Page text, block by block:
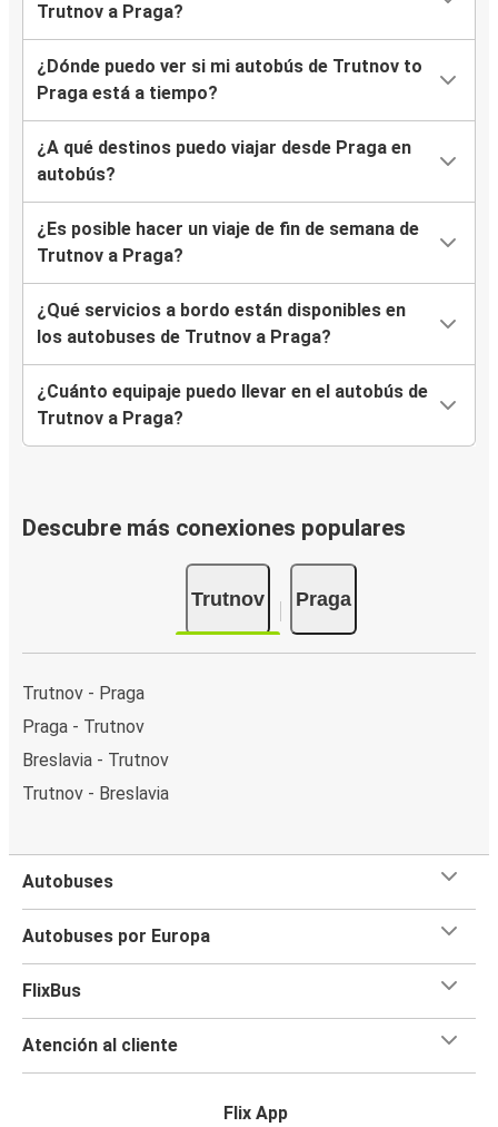
Trutnov a Praga?
¿Dónde puedo ver si mi autobús de Trutnov to
Praga está a tiempo?
¿A qué destinos puedo viajar desde Praga en
autobús?
¿Es posible hacer un viaje de fin de semana de
Trutnov a Praga?
¿Qué servicios a bordo están disponibles en
los autobuses de Trutnov a Praga?
¿Cuánto equipaje puedo llevar en el autobús de
Trutnov a Praga?
Descubre más conexiones populares
Trutnov Praga
Trutnov - Praga
Praga - Trutnov
Breslavia - Trutnov
Trutnov - Breslavia
Autobuses
Autobuses por Europa
FlixBus
Atención al cliente
Flix App